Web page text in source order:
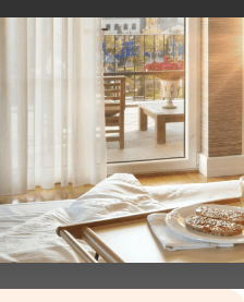
IT(CHF)